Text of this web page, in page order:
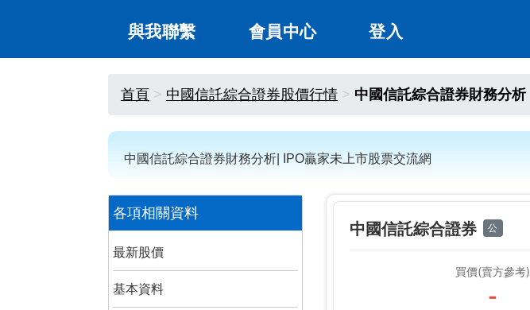
與我聯繫 會員中心 登入
首頁 中國信託綜合證券股價行情 中國信託綜合證券財務分析
中國信託綜合證券財務分析| IPO贏家未上市股票交流網
各項相關資料
最新股價
基本資料
中國信託綜合證券 公
買價(賣方參考)
-